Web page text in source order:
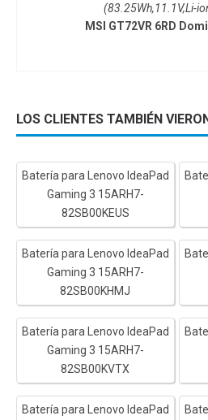
(83.25Wh,11.1V,Li-
MSI GT72VR 6RD
LOS CLIENTES TAMBIÉN
Batería para Lenovo IdeaPad
Gaming 3 15ARH7-
82SB00KEUS
Batería para Lenovo IdeaPad
Gaming 3 15ARH7-
82SB00KHMJ
Batería para Lenovo IdeaPad
Gaming 3 15ARH7-
82SB00KVTX
Batería para Lenovo IdeaPad